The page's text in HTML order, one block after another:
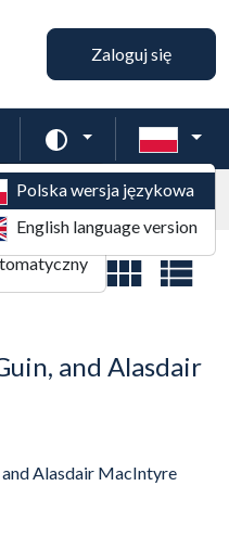
Zaloguj się
tekstu
teksturozmiar tekstu
Zmień schemat
Polska wersja językowa
English language version
and Alasdair
and Alasdair MacIntyre